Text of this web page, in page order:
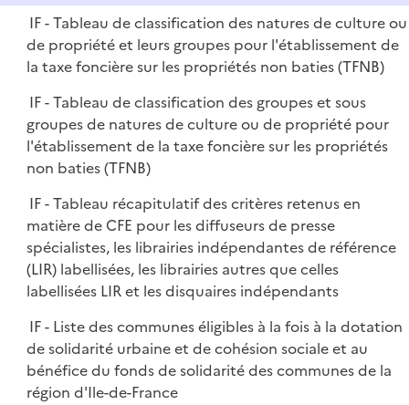
IF - Tableau de classification des natures de culture ou
de propriété et leurs groupes pour l'établissement de
la taxe foncière sur les propriétés non baties (TFNB)
IF - Tableau de classification des groupes et sous
groupes de natures de culture ou de propriété pour
l'établissement de la taxe foncière sur les propriétés
non baties (TFNB)
IF - Tableau récapitulatif des critères retenus en
matière de CFE pour les diffuseurs de presse
spécialistes, les librairies indépendantes de référence
(LIR) labellisées, les librairies autres que celles
labellisées LIR et les disquaires indépendants
IF - Liste des communes éligibles à la fois à la dotation
de solidarité urbaine et de cohésion sociale et au
bénéfice du fonds de solidarité des communes de la
région d'Ile-de-France